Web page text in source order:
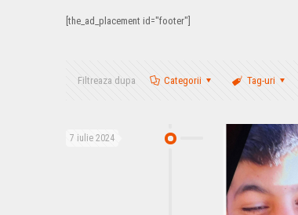
[the_ad_placement id="footer"]
Filtreaza dupa Categorii Tag-uri
7 iulie 2024